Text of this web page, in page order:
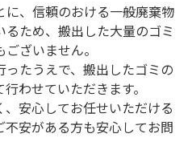
、信頼のおける一般廃棄物
ため、搬出した大量のゴミ
ざいません。
たうえで、搬出したゴミの
わせていただきます。
安心してお任せいただける
安がある方も安心してお問